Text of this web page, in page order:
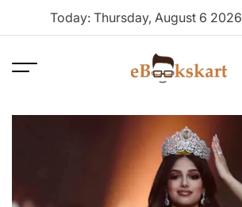
Today: Thursday, August 6 2026
Menu